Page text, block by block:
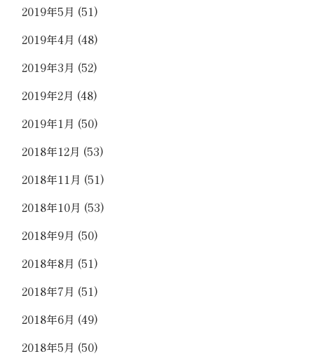
2019年5月 (51)
2019年4月 (48)
2019年3月 (52)
2019年2月 (48)
2019年1月 (50)
2018年12月 (53)
2018年11月 (51)
2018年10月 (53)
2018年9月 (50)
2018年8月 (51)
2018年7月 (51)
2018年6月 (49)
2018年5月 (50)